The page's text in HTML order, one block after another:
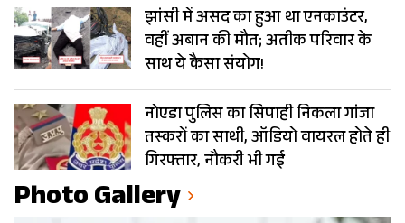
झांसी में असद का हुआ था एनकाउंटर,
वहीं अबान की मौत; अतीक परिवार के
साथ ये कैसा संयोग!
नोएडा पुलिस का सिपाही निकला गांजा
तस्करों का साथी, ऑडियो वायरल होते ही
गिरफ्तार, नौकरी भी गई
Photo Gallery